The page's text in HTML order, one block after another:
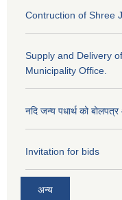
Contruction of Shree
Supply and Delivery
Municipality Office.
नदि जन्य पधार्थ को
Invitation for bids
अन्य